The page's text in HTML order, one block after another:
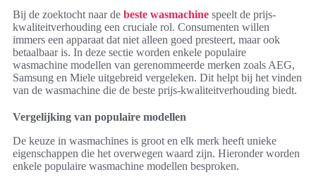
Bij de zoektocht naar de beste wasmachine speelt de prijs-
kwaliteitverhouding een cruciale rol. Consumenten willen
immers een apparaat dat niet alleen goed presteert, maar ook
betaalbaar is. In deze sectie worden enkele populaire
wasmachine modellen van gerenommeerde merken zoals AEG,
Samsung en Miele uitgebreid vergeleken. Dit helpt bij het vinden
van de wasmachine die de beste prijs-kwaliteitverhouding biedt.
Vergelijking van populaire modellen
De keuze in wasmachines is groot en elk merk heeft unieke
eigenschappen die het overwegen waard zijn. Hieronder worden
enkele populaire wasmachine modellen besproken.